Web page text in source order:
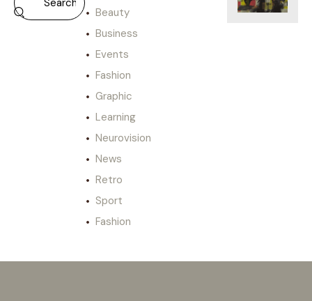
Beauty
Business
Events
Fashion
Graphic
Learning
Neurovision
News
Retro
Sport
Fashion